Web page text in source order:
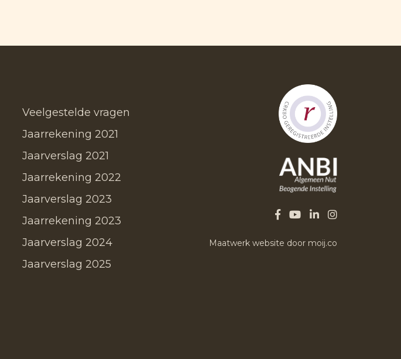
Veelgestelde vragen
Jaarrekening 2021
Jaarverslag 2021
Jaarrekening 2022
Jaarverslag 2023
Jaarrekening 2023
Jaarverslag 2024
Jaarverslag 2025
Maatwerk website door moij.co